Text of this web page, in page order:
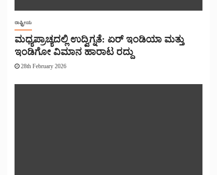
ರಾಷ್ಟ್ರೀಯ
ಮಧ್ಯಪ್ರಾಚ್ಯದಲ್ಲಿ ಉದ್ವಿಗ್ನತೆ: ಏರ್ ಇಂಡಿಯಾ ಮತ್ತು
ಇಂಡಿಗೋ ವಿಮಾನ ಹಾರಾಟ ರದ್ದು
28th February 2026